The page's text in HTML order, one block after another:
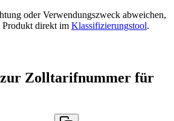
oder Verwendungszweck abweichen,
Produkt direkt im Klassifizierungstool.
zur Zolltarifnummer für